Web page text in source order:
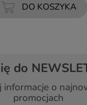
DO KOSZYKA
do
informacje o
promocjach